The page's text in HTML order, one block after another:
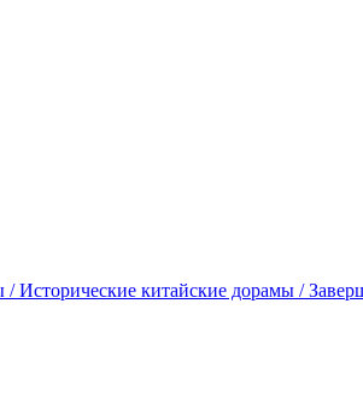
Исторические китайские дорамы /